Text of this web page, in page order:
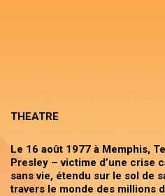
THEATRE
Le 16 août 1977 à Memphis,
Presley – victime d’une crise
sans vie, étendu sur le sol de
travers le monde des millions